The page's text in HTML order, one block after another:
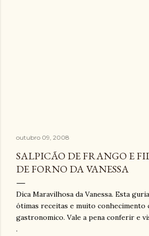
outubro 09, 2008
SALPICÃO DE FRANGO E
DE FORNO DA VANESSA
Dica Maravilhosa da Vanessa. Esta
ótimas receitas e muito conhecimento
gastronomico. Vale a pena conferir e
.